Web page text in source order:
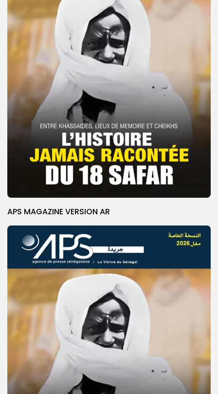
© Copyright 2025, APS
APS MAGAZINE VERSION AR